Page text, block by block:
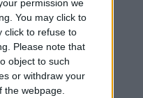
permission we
You may click to
click to refuse to
Please note that
object to such
or withdraw your
webpage.